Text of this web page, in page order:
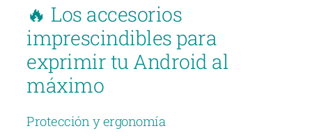
🔥 Los accesorios
imprescindibles para
exprimir tu Android al
máximo
Protección y ergonomía